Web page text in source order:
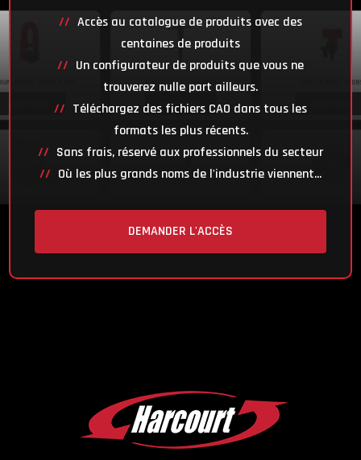
Accès au catalogue de produits avec des
centaines de produits
Un configurateur de produits que vous ne
trouverez nulle part ailleurs.
Téléchargez des fichiers CAO dans tous les
formats les plus récents.
Sans frais, réservé aux professionnels du secteur
Où les plus grands noms de l'industrie viennent...
DEMANDER L'ACCÈS